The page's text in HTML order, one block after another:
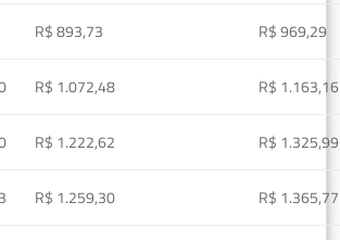
R$ 893,73 R$ 969,29
R$ 1.072,48 R$ 1.163,16
R$ 1.222,62 R$ 1.325,99
R$ 1.259,30 R$ 1.365,77